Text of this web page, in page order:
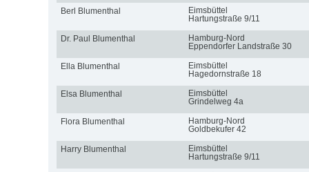
Berl Blumenthal
Eimsbüttel
Hartungstraße 9/11
Dr. Paul Blumenthal
Hamburg-Nord
Eppendorfer Landstraße 30
Ella Blumenthal
Eimsbüttel
Hagedornstraße 18
Elsa Blumenthal
Eimsbüttel
Grindelweg 4a
Flora Blumenthal
Hamburg-Nord
Goldbekufer 42
Harry Blumenthal
Eimsbüttel
Hartungstraße 9/11